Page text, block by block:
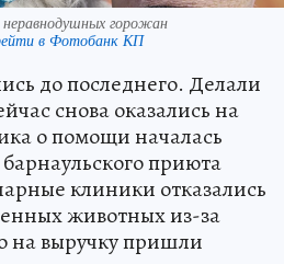
горожан
в Фотобанк КП
до последнего. Делали
снова оказались на
о помощи началась
приюта
клиники отказались
животных из-за
на выручку пришли